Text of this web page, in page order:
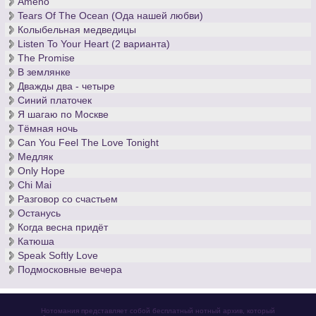
Tears Of The Ocean (Ода нашей любви)
Колыбельная медведицы
Listen To Your Heart (2 варианта)
The Promise
В землянке
Дважды два - четыре
Синий платочек
Я шагаю по Москве
Тёмная ночь
Can You Feel The Love Tonight
Медляк
Only Hope
Chi Mai
Разговор со счастьем
Останусь
Когда весна придёт
Катюша
Speak Softly Love
Подмосковные вечера
Нотомания представляет собой бесплатный нотный архив, который